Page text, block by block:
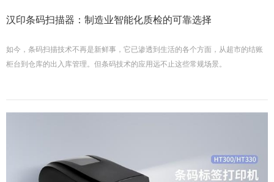
汉印条码扫描器：制造业智能化质检的可靠选择
如今，条码扫描技术不再是新鲜事，它已渗透到生活的各个方面，从超市的结账
柜台到仓库的出入库管理。但条码技术的应用远不止这些常规场景。